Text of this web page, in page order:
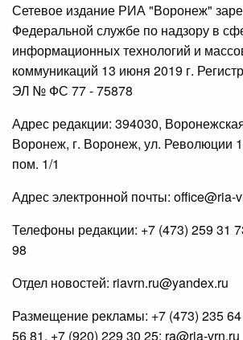
Сетевое издание РИА "Воронеж"
Федеральной службе по надзору в
информационных технологий и
коммуникаций 13 июня 2019 г.
ЭЛ № ФС 77 - 75878
Адрес редакции: 394030,
Воронеж, г. Воронеж, ул. Революции
пом. 1/1
Адрес электронной почты: office@ria-
Телефоны редакции: +7 (473) 259 31
98
Отдел новостей: riavrn.ru@yandex.ru
Размещение рекламы: +7 (473) 235
56 81, +7 (920) 229 30 25; ra@ria-vrn.ru